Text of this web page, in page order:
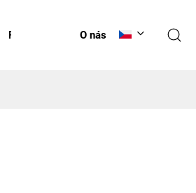
O nás
Péče NOVINKY